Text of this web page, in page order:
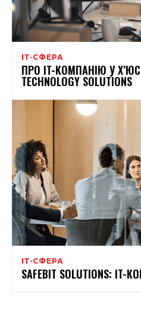
ІТ-СФЕРА
ПРО IT-КОМПАНІЮ У
TECHNOLOGY SOLUTIONS
ІТ-СФЕРА
SAFEBIT SOLUTIONS: IT-